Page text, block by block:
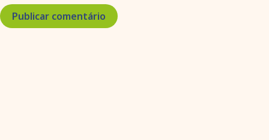
Publicar comentário